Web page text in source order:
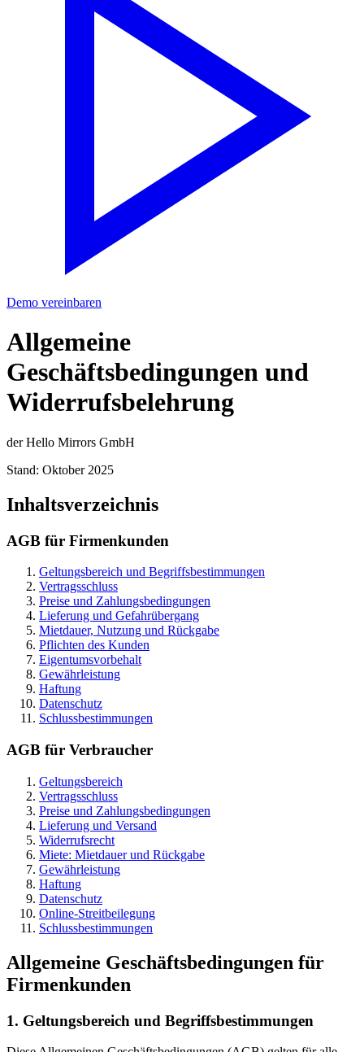
Demo vereinbaren
Allgemeine
Geschäftsbedingungen und
Widerrufsbelehrung
der Hello Mirrors GmbH
Stand: Oktober 2025
Inhaltsverzeichnis
AGB für Firmenkunden
Geltungsbereich und Begriffsbestimmungen
Vertragsschluss
Preise und Zahlungsbedingungen
Lieferung und Gefahrübergang
Mietdauer, Nutzung und Rückgabe
Pflichten des Kunden
Eigentumsvorbehalt
Gewährleistung
Haftung
Datenschutz
Schlussbestimmungen
AGB für Verbraucher
Geltungsbereich
Vertragsschluss
Preise und Zahlungsbedingungen
Lieferung und Versand
Widerrufsrecht
Miete: Mietdauer und Rückgabe
Gewährleistung
Haftung
Datenschutz
Online-Streitbeilegung
Schlussbestimmungen
Allgemeine Geschäftsbedingungen für
Firmenkunden
1. Geltungsbereich und Begriffsbestimmungen